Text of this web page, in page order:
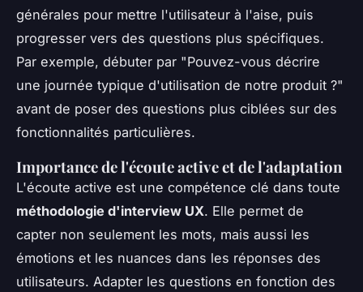
générales pour mettre l'utilisateur à l'aise, puis
progresser vers des questions plus spécifiques.
Par exemple, débuter par "Pouvez-vous décrire
une journée typique d'utilisation de notre produit ?"
avant de poser des questions plus ciblées sur des
fonctionnalités particulières.
Importance de l'écoute active et de l'adaptation
L'écoute active est une compétence clé dans toute
méthodologie d'interview UX. Elle permet de
capter non seulement les mots, mais aussi les
émotions et les nuances dans les réponses des
utilisateurs. Adapter les questions en fonction des